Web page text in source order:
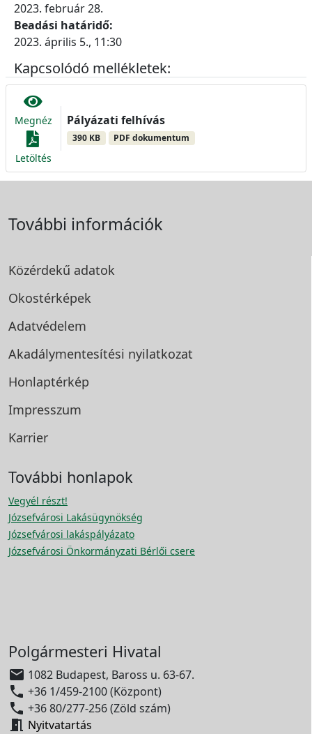
2023. február 28.
Beadási határidő:
2023. április 5., 11:30
Kapcsolódó mellékletek:
Megnéz
Letöltés
Pályázati felhívás
390 KB PDF dokumentum
További információk
Közérdekű adatok
Okostérképek
Adatvédelem
Akadálymentesítési nyilatkozat
Honlaptérkép
Impresszum
Karrier
További honlapok
Vegyél részt!
Józsefvárosi Lakásügynökség
Józsefvárosi lakáspályázato
Józsefvárosi Önkormányzati Bérlői csere
Polgármesteri Hivatal
 1082 Budapest, Baross u. 63-67.
 +36 1/459-2100 (Központ)
 +36 80/277-256 (Zöld szám)
 Nyitvatartás